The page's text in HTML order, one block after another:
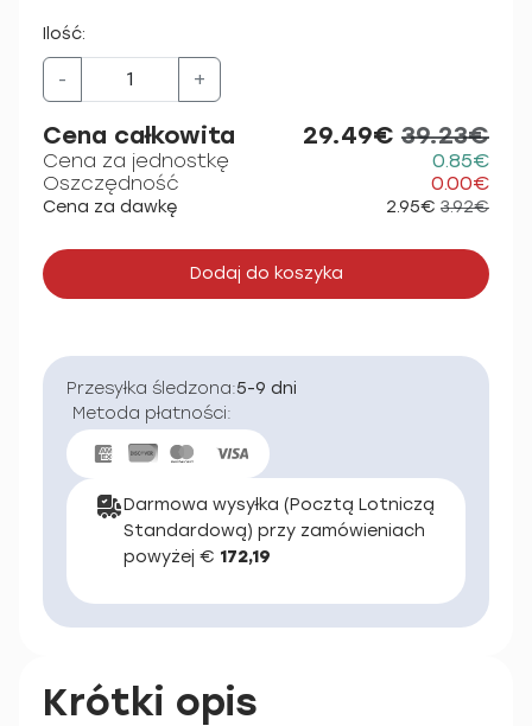
Ilość:
- +
Cena całkowita 29.49€ 39.23€
Cena za jednostkę
0.85€
Oszczędność
0.00€
Cena za dawkę 2.95€ 3.92€
Dodaj do koszyka
Przesyłka śledzona:5-9 dni
Metoda płatności:
Darmowa wysyłka (Pocztą Lotniczą
Standardową) przy zamówieniach
powyżej € 172,19
Krótki opis